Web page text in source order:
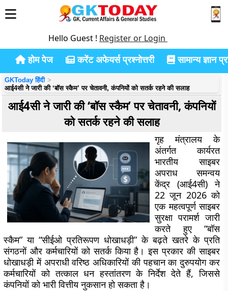
Hello Guest ! Register or Login
होम पेज करेंट अफेयर्स प्रश्नोत्तरी सामान्य ज्ञान
GKToday हिंदी
आई4सी ने जारी की ‘बॉस स्कैम’ पर चेतावनी, कंपनियों को सतर्क रहने की सलाह
आई4सी ने जारी की ‘बॉस स्कैम’ पर चेतावनी, कंपनियों
को सतर्क रहने की सलाह
गृह मंत्रालय के
अंतर्गत कार्यरत
भारतीय साइबर
अपराध समन्वय
केंद्र (आई4सी) ने
22 जून 2026 को
एक महत्वपूर्ण साइबर
सुरक्षा परामर्श जारी
करते हुए “बॉस
स्कैम” या “सीईओ प्रतिरूपण धोखाधड़ी” के बढ़ते खतरे के प्रति
संगठनों और कर्मचारियों को सतर्क किया है। इस प्रकार की साइबर
धोखाधड़ी में अपराधी वरिष्ठ अधिकारियों की पहचान का दुरुपयोग कर
कर्मचारियों को तत्काल धन हस्तांतरण के निर्देश देते हैं, जिससे
कंपनियों को भारी वित्तीय नुकसान हो सकता है।